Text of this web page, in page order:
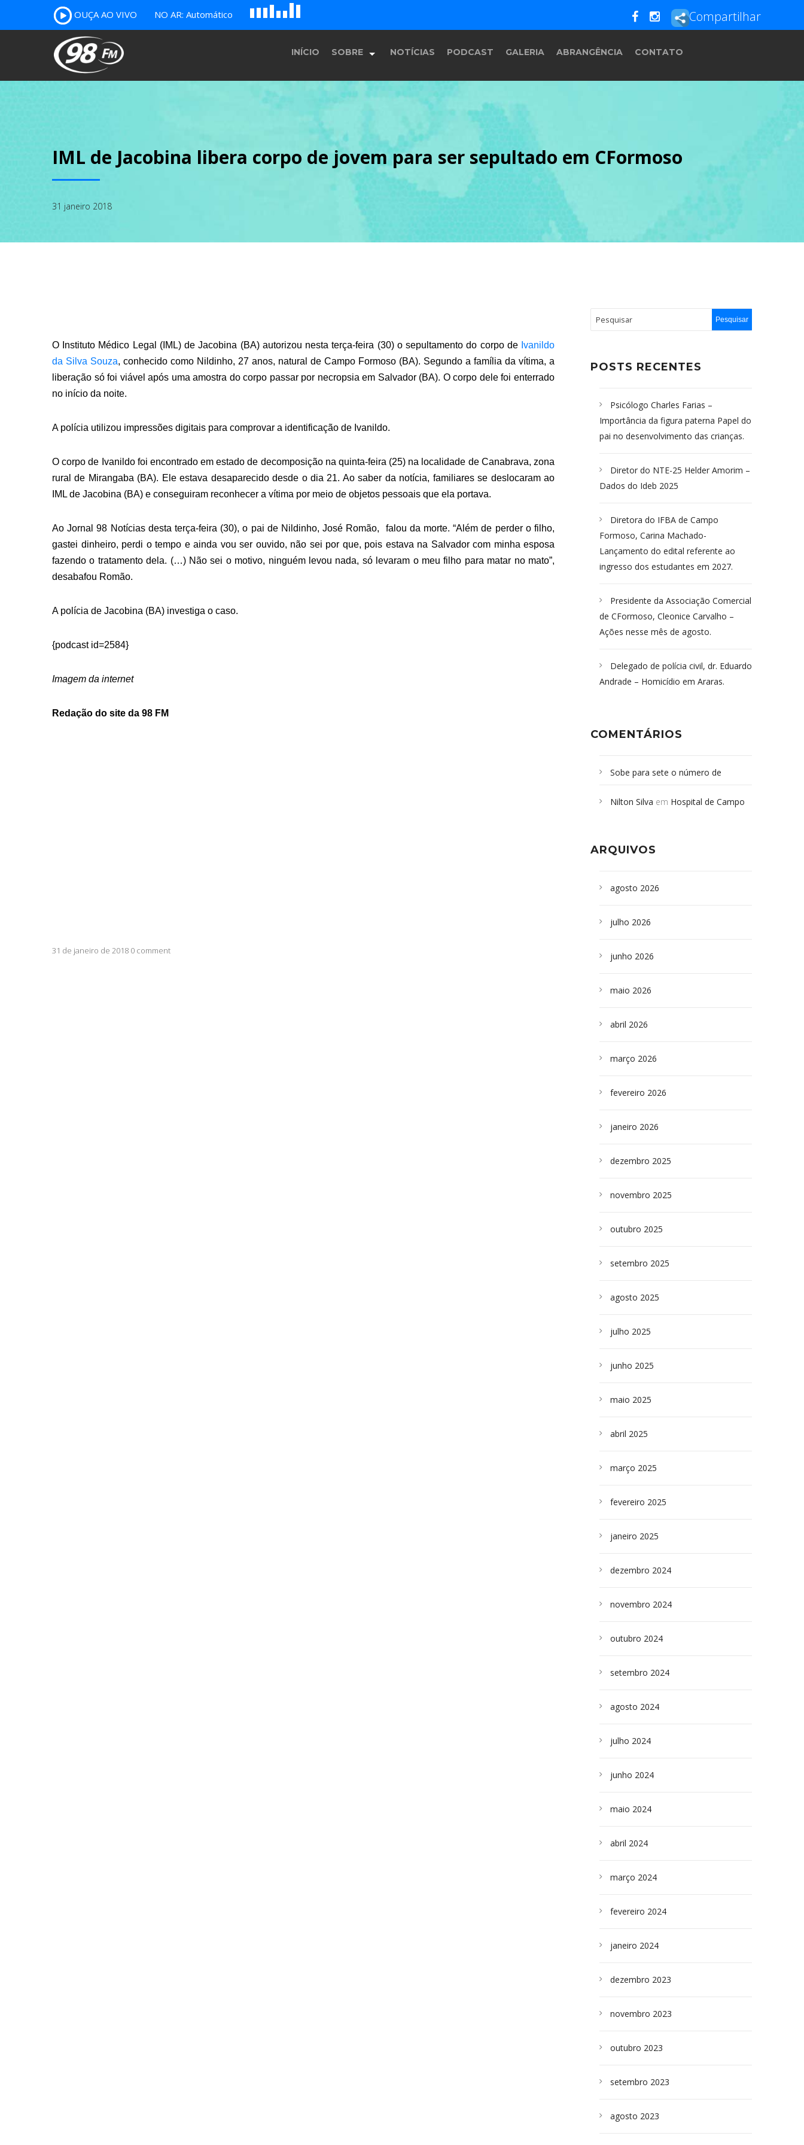
OUÇA AO VIVO NO AR: Automático B c
D
E F
H
Compartilhar
INÍCIO SOBRE
História
Equipe
Programação
NOTÍCIAS PODCAST GALERIA ABRANGÊNCIA CONTATO
IML de Jacobina libera corpo de jovem para ser sepultado em CFormoso
31 janeiro 2018
O Instituto Médico Legal (IML) de Jacobina (BA) autorizou nesta terça-feira (30) o sepultamento do corpo de Ivanildo
da Silva Souza, conhecido como Nildinho, 27 anos, natural de Campo Formoso (BA). Segundo a família da vítima, a
liberação só foi viável após uma amostra do corpo passar por necropsia em Salvador (BA). O corpo dele foi enterrado
no início da noite.
A polícia utilizou impressões digitais para comprovar a identificação de Ivanildo.
O corpo de Ivanildo foi encontrado em estado de decomposição na quinta-feira (25) na localidade de Canabrava, zona
rural de Mirangaba (BA). Ele estava desaparecido desde o dia 21. Ao saber da notícia, familiares se deslocaram ao
IML de Jacobina (BA) e conseguiram reconhecer a vítima por meio de objetos pessoais que ela portava.
Ao Jornal 98 Notícias desta terça-feira (30), o pai de Nildinho, José Romão, falou da morte.“Além de perder o filho,
gastei dinheiro, perdi o tempo e ainda vou ser ouvido, não sei por que, pois estava na Salvador com minha esposa
fazendo o tratamento dela. (…) Não sei o motivo, ninguém levou nada, só levaram o meu filho para matar no mato”,
desabafou Romão.
A polícia de Jacobina (BA) investiga o caso.
{podcast id=2584}
Imagem da internet
Redação do site da 98 FM
31 de janeiro de 2018 0 comment
POSTS RECENTES
Psicólogo Charles Farias –
Importância da figura paterna Papel do
pai no desenvolvimento das crianças.
Diretor do NTE-25 Helder Amorim –
Dados do Ideb 2025
Diretora do IFBA de Campo
Formoso, Carina Machado-
Lançamento do edital referente ao
ingresso dos estudantes em 2027.
Presidente da Associação Comercial
de CFormoso, Cleonice Carvalho –
Ações nesse mês de agosto.
Delegado de polícia civil, dr. Eduardo
Andrade – Homicídio em Araras.
COMENTÁRIOS
Sobe para sete o número de
desabamento em São Paulo - Revista
sepultados em SP
Nilton Silva em Hospital de Campo
ARQUIVOS
agosto 2026
julho 2026
junho 2026
maio 2026
abril 2026
março 2026
fevereiro 2026
janeiro 2026
dezembro 2025
novembro 2025
outubro 2025
setembro 2025
agosto 2025
julho 2025
junho 2025
maio 2025
abril 2025
março 2025
fevereiro 2025
janeiro 2025
dezembro 2024
novembro 2024
outubro 2024
setembro 2024
agosto 2024
julho 2024
junho 2024
maio 2024
abril 2024
março 2024
fevereiro 2024
janeiro 2024
dezembro 2023
novembro 2023
outubro 2023
setembro 2023
agosto 2023